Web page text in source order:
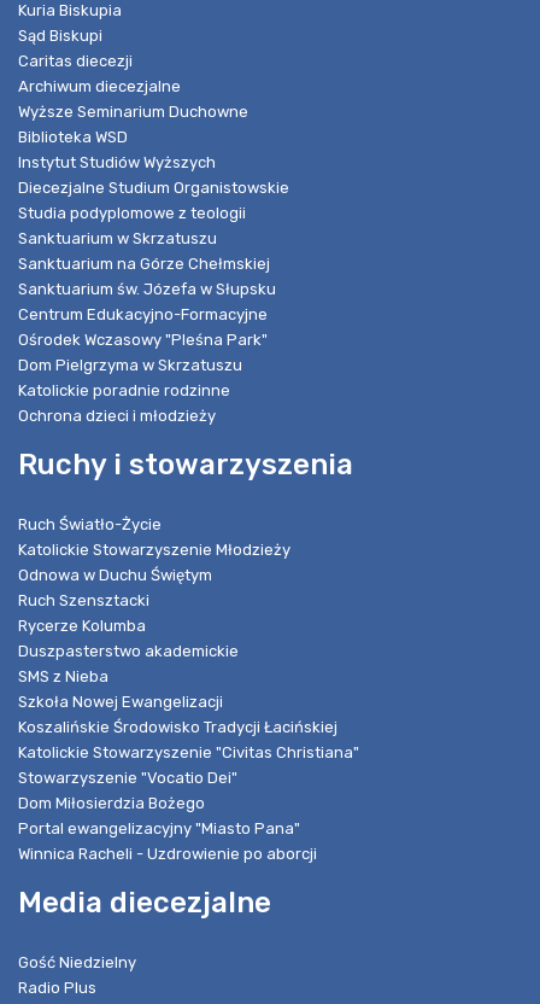
Kuria Biskupia
Sąd Biskupi
Caritas diecezji
Archiwum diecezjalne
Wyższe Seminarium Duchowne
Biblioteka WSD
Instytut Studiów Wyższych
Diecezjalne Studium Organistowskie
Studia podyplomowe z teologii
Sanktuarium w Skrzatuszu
Sanktuarium na Górze Chełmskiej
Sanktuarium św. Józefa w Słupsku
Centrum Edukacyjno-Formacyjne
Ośrodek Wczasowy "Pleśna Park"
Dom Pielgrzyma w Skrzatuszu
Katolickie poradnie rodzinne
Ochrona dzieci i młodzieży
Ruchy i stowarzyszenia
Ruch Światło-Życie
Katolickie Stowarzyszenie Młodzieży
Odnowa w Duchu Świętym
Ruch Szensztacki
Rycerze Kolumba
Duszpasterstwo akademickie
SMS z Nieba
Szkoła Nowej Ewangelizacji
Koszalińskie Środowisko Tradycji Łacińskiej
Katolickie Stowarzyszenie "Civitas Christiana"
Stowarzyszenie "Vocatio Dei"
Dom Miłosierdzia Bożego
Portal ewangelizacyjny "Miasto Pana"
Winnica Racheli - Uzdrowienie po aborcji
Media diecezjalne
Gość Niedzielny
Radio Plus